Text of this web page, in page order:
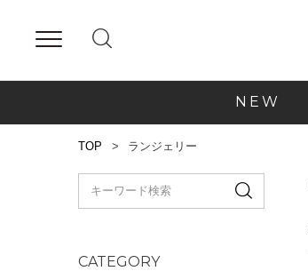
NEW
TOP ランジェリー
CATEGORY